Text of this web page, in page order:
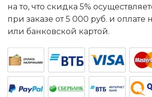
на то, что скидка 5%
при заказе от 5 000 руб. и
или банковской картой.